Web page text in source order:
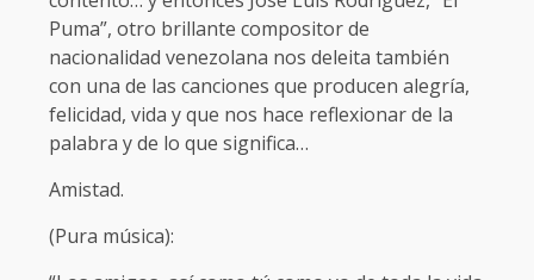
Puma”, otro brillante compositor de
nacionalidad venezolana nos deleita también
con una de las canciones que producen alegría,
felicidad, vida y que nos hace reflexionar de la
palabra y de lo que significa…
Amistad.
(Pura música):